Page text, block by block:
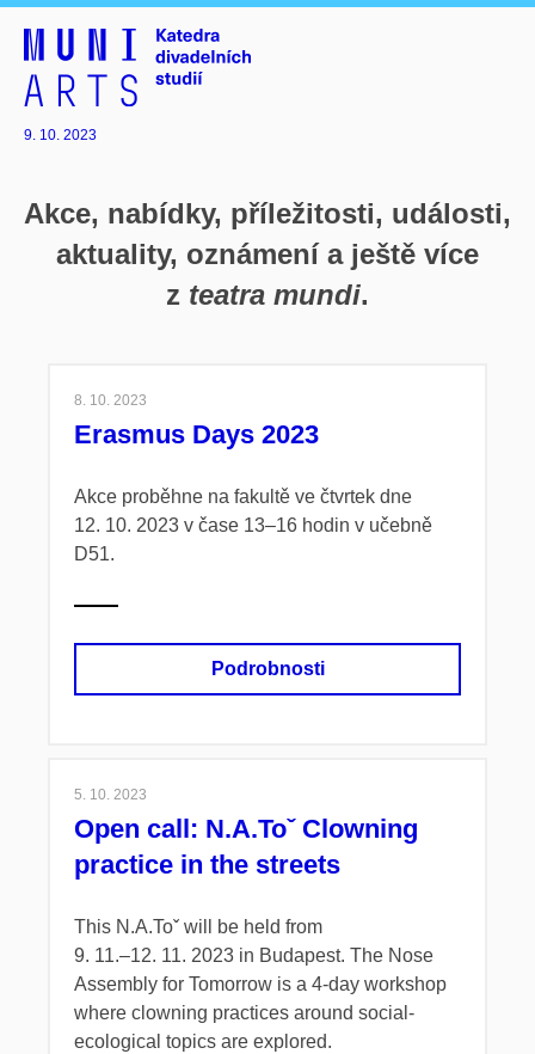
9. 10. 2023
Akce, nabídky, příležitosti, události,
aktuality, oznámení a ještě více
z teatra mundi.
8. 10. 2023
Erasmus Days 2023
Akce proběhne na fakultě ve čtvrtek dne
12. 10. 2023 v čase 13–16 hodin v učebně
D51.
Podrobnosti
5. 10. 2023
Open call: N.A.Toˇ Clowning
practice in the streets
This N.A.Toˇ will be held from
9. 11.–⁠12. 11. 2023 in Budapest. The Nose
Assembly for Tomorrow is a 4-day workshop
where clowning practices around social-
ecological topics are explored.